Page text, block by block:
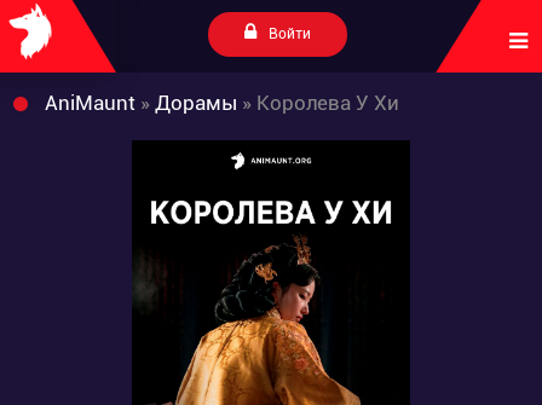
Войти
AniMaunt » Дорамы » Королева У Хи